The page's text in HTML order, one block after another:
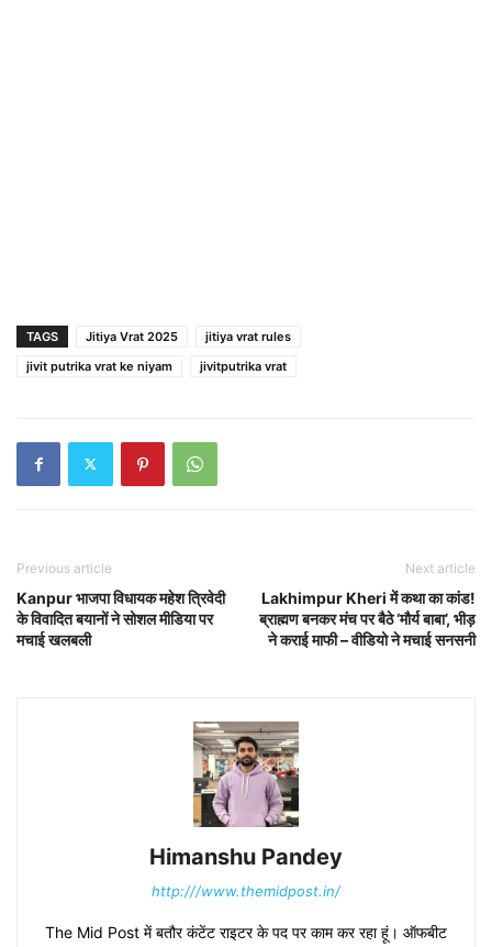
TAGS Jitiya Vrat 2025
jitiya vrat rules
jivit putrika vrat ke niyam
jivitputrika vrat
Previous article
Kanpur भाजपा विधायक महेश त्रिवेदी
के विवादित बयानों ने सोशल मीडिया पर
मचाई खलबली
Next article
Lakhimpur Kheri में कथा का कांड!
ब्राह्मण बनकर मंच पर बैठे ‘मौर्य बाबा’, भीड़
ने कराई माफी – वीडियो ने मचाई सनसनी
Himanshu Pandey
http:///www.themidpost.in/
The Mid Post में बतौर कंटेंट राइटर के पद पर काम कर रहा हूं। ऑफबीट